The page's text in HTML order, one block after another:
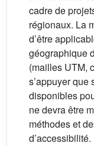
cadre de
régionaux. La
d’être
géographique
(mailles UTM,
s’appuyer que
disponibles
ne devra être
méthodes et
d’accessibilité.